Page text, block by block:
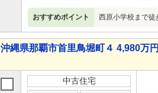
おすすめポイント 西原小学校まで
沖縄県那覇市首里鳥堀町４ 4,980万
中古住宅